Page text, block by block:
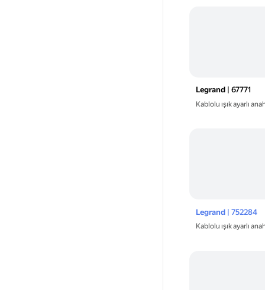
Legrand| 67771
Kablolu ışık ayarlı
Legrand| 752284
Kablolu ışık ayarlı